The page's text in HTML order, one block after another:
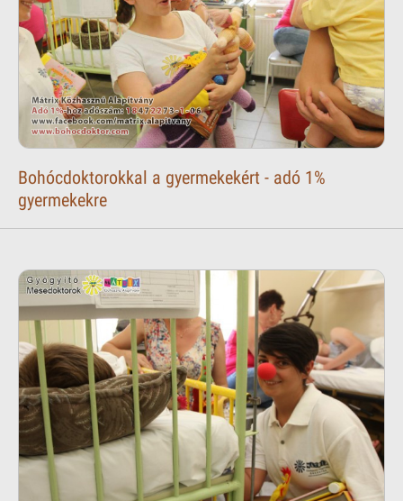
Bohócdoktorokkal a gyermekekért - adó 1%
gyermekekre